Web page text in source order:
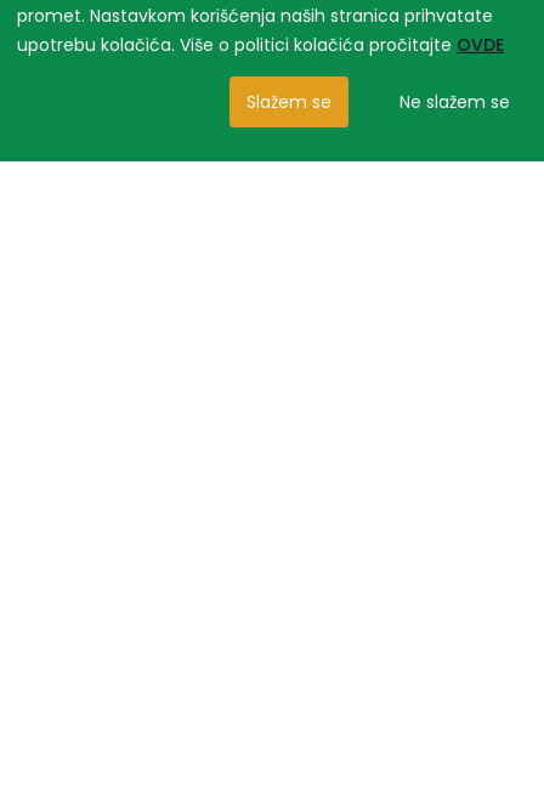
promet. Nastavkom korišćenja naših stranica prihvatate
upotrebu kolačića. Više o politici kolačića pročitajte OVDE
Slažem se Ne slažem se